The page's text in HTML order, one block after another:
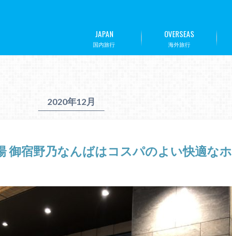
国内旅行
JAPAN
海外旅行
OVERSEAS
2020年12月
御宿野乃なんばはコスパのよい快適なホ